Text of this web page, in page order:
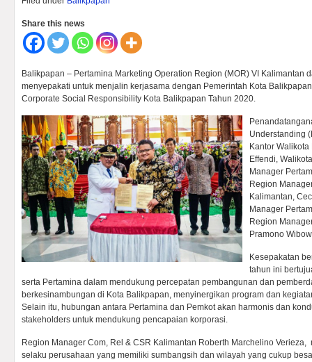
Share this news
Balikpapan – Pertamina Marketing Operation Region (MOR) VI Kalimantan
menyepakati untuk menjalin kerjasama dengan Pemerintah Kota
Corporate Social Responsibility Kota Balikpapan Tahun 2020.
Understanding
Kantor
Effendi,
Manager
Region
Kalimantan,
Manager
Region
Pramono
Kesepakatan
tahun ini
serta Pertamina dalam mendukung percepatan pembangunan dan
berkesinambungan di Kota Balikpapan, menyinergikan program dan
Selain itu, hubungan antara Pertamina dan Pemkot akan harmonis dan
stakeholders untuk mendukung pencapaian korporasi.
Region Manager Com, Rel & CSR Kalimantan Roberth Marchelino
selaku perusahaan yang memiliki sumbangsih dan wilayah yang cukup